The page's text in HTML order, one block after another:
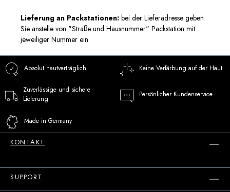
Lieferung an Packstationen: bei der Lieferadresse geben
Sie anstelle von "Straße und Hausnummer" Packstation mit
jeweiliger Nummer ein
Absolut hautverträglich Keine Verfärbung auf der Haut
Zuverlässige und sichere
Lieferung
Persönlicher Kundenservice
Made in Germany
KONTAKT
SUPPORT